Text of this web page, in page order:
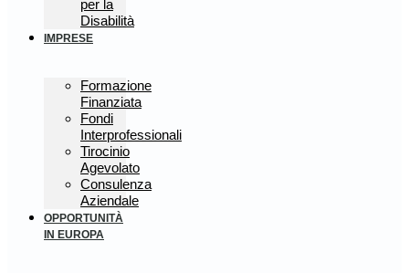
per la
Disabilità
IMPRESE
Formazione
Finanziata
Fondi
Interprofessionali
Tirocinio
Agevolato
Consulenza
Aziendale
OPPORTUNITÀ
IN EUROPA